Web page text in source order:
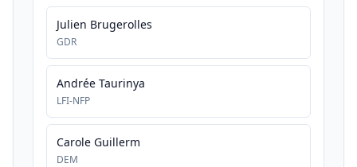
Julien Brugerolles
GDR
Andrée Taurinya
LFI-NFP
Carole Guillerm
DEM